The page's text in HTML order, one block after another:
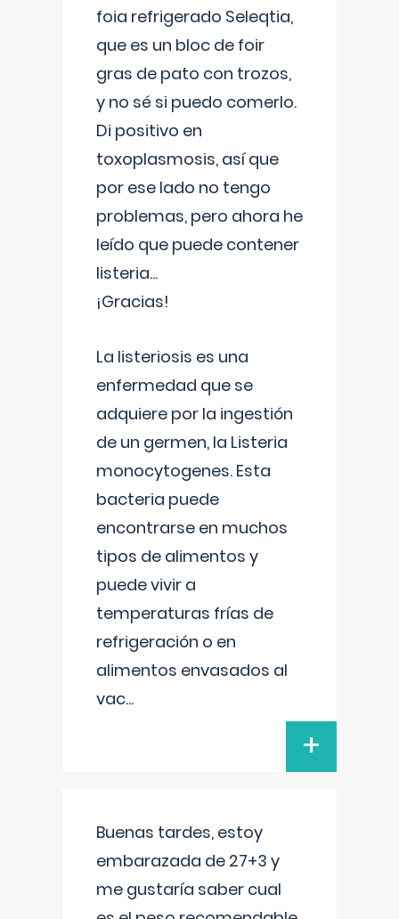
foia refrigerado Seleqtia,
que es un bloc de foir
gras de pato con trozos,
y no sé si puedo comerlo.
Di positivo en
toxoplasmosis, así que
por ese lado no tengo
problemas, pero ahora he
leído que puede contener
listeria...
¡Gracias!
La listeriosis es una
enfermedad que se
adquiere por la ingestión
de un germen, la Listeria
monocytogenes. Esta
bacteria puede
encontrarse en muchos
tipos de alimentos y
puede vivir a
temperaturas frías de
refrigeración o en
alimentos envasados al
vac...
+
Buenas tardes, estoy
embarazada de 27+3 y
me gustaría saber cual